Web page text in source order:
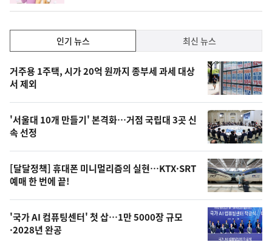
하
락
기,
최
신,
오
늘
의
영
상
오
인기 뉴스 최신 뉴스
기
뉴
스
거주용 1주택, 시가 20억 원까지 종부세 과세 대상
서 제외
'서울대 10개 만들기' 본격화…거점 국립대 3곳 신
속 선정
[달달정책] 휴대폰 미니멀리즘의 실현…KTX·SRT
예매 한 번에 끝!
'국가 AI 컴퓨팅센터' 첫 삽…1만 5000장 규모
·2028년 완공